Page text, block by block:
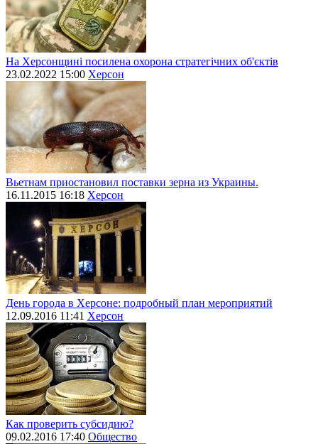
На Херсонщині посилена охорона стратегічних об'єктів
23.02.2022 15:00 Херсон
Вьетнам приостановил поставки зерна из Украины.
16.11.2015 16:18 Херсон
День города в Херсоне: подробный план мероприятий
12.09.2016 11:41 Херсон
Как проверить субсидию?
09.02.2016 17:40 Общество